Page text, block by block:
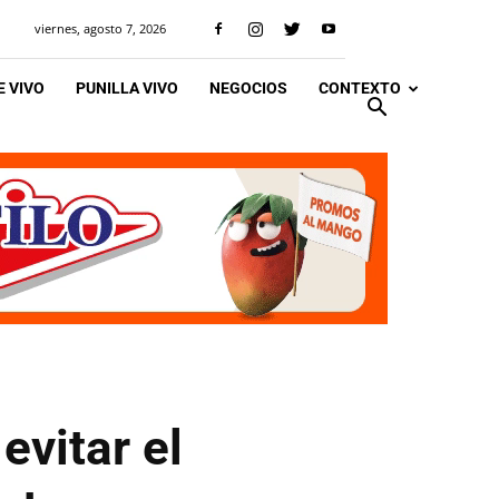
viernes, agosto 7, 2026
VIVO PUNILLA VIVO NEGOCIOS CONTEXTO
el